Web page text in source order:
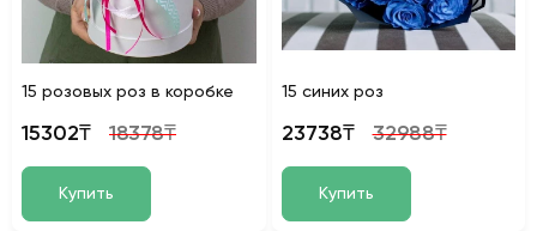
15 розовых роз в коробке
15302₸ 18378₸
Купить
15 синих роз
23738₸ 32988₸
Купить